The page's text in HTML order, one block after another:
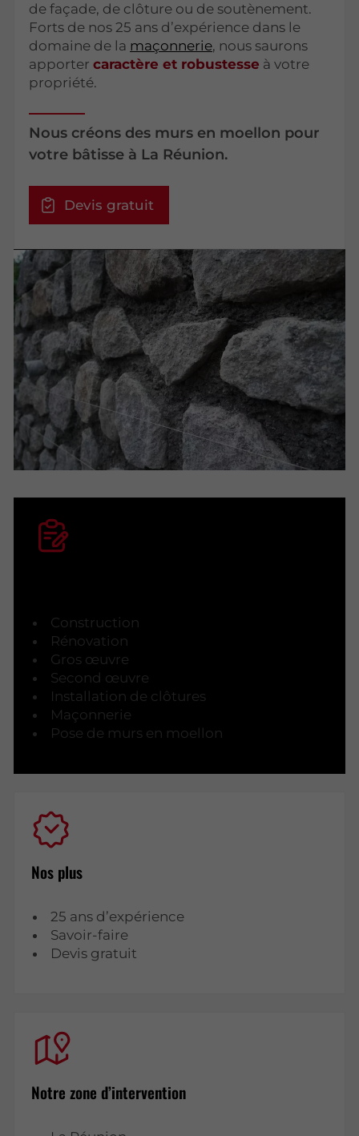
de façade, de clôture ou de soutènement.
Forts de nos 25 ans d’expérience dans le
domaine de la maçonnerie, nous saurons
apportercaractère et robustesse à votre
propriété.
Nous créons des murs en moellon pour
votre bâtisse à La Réunion.
Devis gratuit
Construction
Rénovation
Gros œuvre
Second œuvre
Installation de clôtures
Maçonnerie
Pose de murs en moellon
Nos plus
25 ans d’expérience
Savoir-faire
Devis gratuit
Notre zone d’intervention